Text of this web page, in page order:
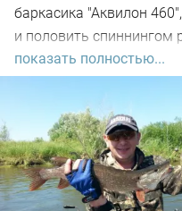
баркасика "Аквилон
и половить спиннингом
В 5.00 на воде, мчим в
что рыбаков там много-
водоем, надо сказать
постоянно рисует
видно-всплески то тут,
адаптировалась к шуму
показать полностью...